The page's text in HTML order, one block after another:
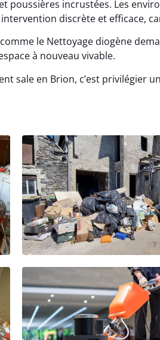
poussières incrustées. Les
discrète et efficace,
le Nettoyage diogène
à nouveau vivable.
sale en Brion, c’est privilégier